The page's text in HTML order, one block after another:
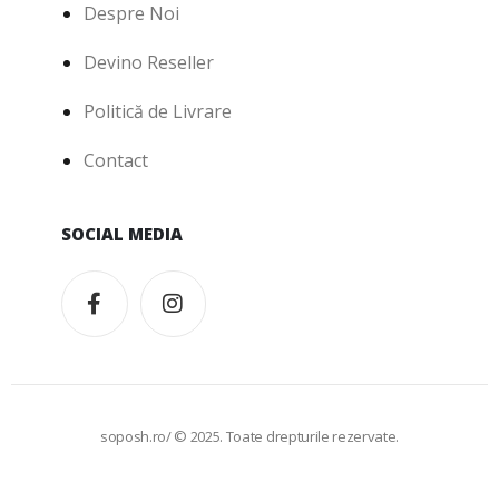
Despre Noi
Devino Reseller
Politică de Livrare
Contact
SOCIAL MEDIA
soposh.ro/ © 2025. Toate drepturile rezervate.